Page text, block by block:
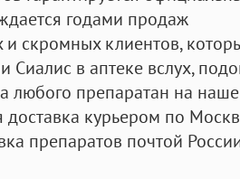
годами продаж
и скромных клиентов,
Сиалис в аптеке вслух,
любого препаратан на
курьером по
препаратов почтой